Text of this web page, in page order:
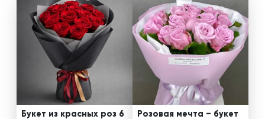
Букет из красных роз 6
Розовая мечта – букет